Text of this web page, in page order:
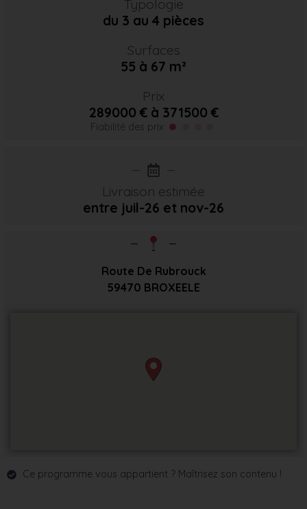
Typologie
du 3 au 4 pièces
Surfaces
55 à 67 m²
Prix
289000 € à 371500 €
Fiabilité des prix
Livraison estimée
entre juil-26 et nov-26
Route De Rubrouck
59470 BROXEELE
Ce programme vous appartient ? Maîtrisez son contenu !